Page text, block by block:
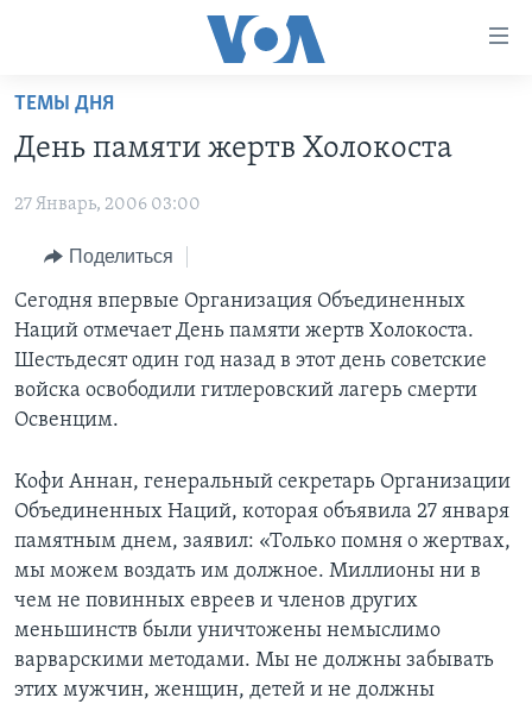
Перейти
основной
Перейти
навигации
Перейти
поиск
ПРОГРАММЫ
АМЕРИКА
НОВОСТИ ЗА МИНУТУ
ИТОГИ
ПОЧЕМУ ЭТО ВАЖНО?
ДИСКУССИЯ VOA
ДЕТАЛИ
НЬЮ-ЙОРК NEW YORK
АМЕРИКА. БОЛЬШОЕ ПУТЕШЕСТВИЕ
ПРОЕКТЫ
УЧИМ АНГЛИЙСКИЙ
НАША АМЕРИКАНСКАЯ ИСТОРИЯ
А КАК В АМЕРИКЕ?
АРТЕФАКТЫ
АМЕРИКАНСКИЕ ГОРОДКИ
ТЕСТЫ
ЭКСПЕРТИЗА
ИНТЕРВЬЮ
ФАКТЫ ПРОТИВ ФЕЙКОВ
ЗА СВОБОДУ ПРЕССЫ
УЧИМ АНГЛИЙСКИЙ
ВИДЕО
ПОДПИСКА НА НОВОСТИ
Learning English
СОЦИАЛЬНЫЕ СЕТИ
ТЕМЫ ДНЯ
День памяти жертв Холокоста
27 Январь, 2006 03:00
Поделиться
Сегодня впервые Организация Объединенных
Наций отмечает День памяти жертв Холокоста.
Шестьдесят один год назад в этот день советские
войска освободили гитлеровский лагерь смерти
Освенцим.
Кофи Аннан, генеральный секретарь Организации
Объединенных Наций, которая объявила 27 января
памятным днем, заявил: «Только помня о жертвах,
мы можем воздать им должное. Миллионы ни в
чем не повинных евреев и членов других
меньшинств были уничтожены немыслимо
варварскими методами. Мы не должны забывать
этих мужчин, женщин, детей и не должны